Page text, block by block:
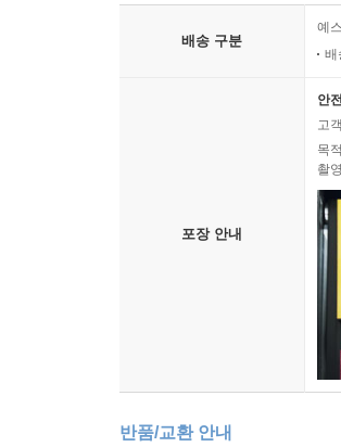
배송 구분
예
배
포장 안내
안
고
목
촬
반품/교환 안내